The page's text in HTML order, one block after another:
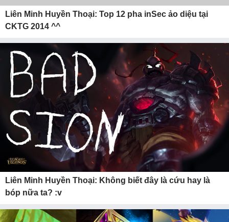
Liên Minh Huyền Thoại: Top 12 pha inSec ảo diệu tại
CKTG 2014 ^^
Liên Minh Huyền Thoại: Không biết đây là cứu hay là
bóp nữa ta? :v